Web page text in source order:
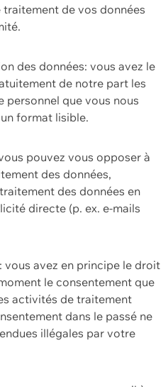
de vos données
des données: vous avez le
de notre part les
personnel que vous nous
format lisible.
pouvez vous opposer à
des données,
des données en
directe (p. ex. e-mails
avez en principe le droit
le consentement que
activités de traitement
dans le passé ne
illégales par votre